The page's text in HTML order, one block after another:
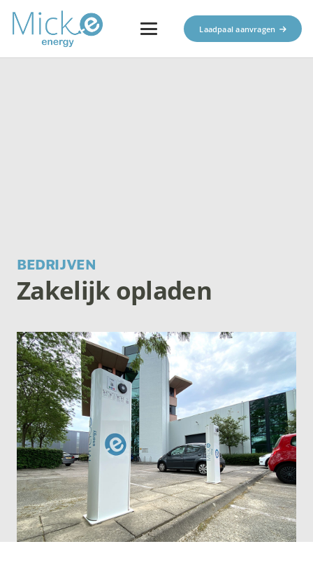
Laadpaal aanvragen
BEDRIJVEN
Zakelijk opladen